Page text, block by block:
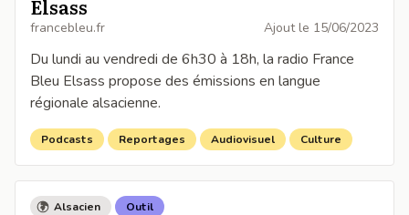
Elsass
francebleu.fr Ajout le 15/06/2023
Du lundi au vendredi de 6h30 à 18h, la radio France
Bleu Elsass propose des émissions en langue
régionale alsacienne.
Podcasts Reportages Audiovisuel Culture
Alsacien Outil